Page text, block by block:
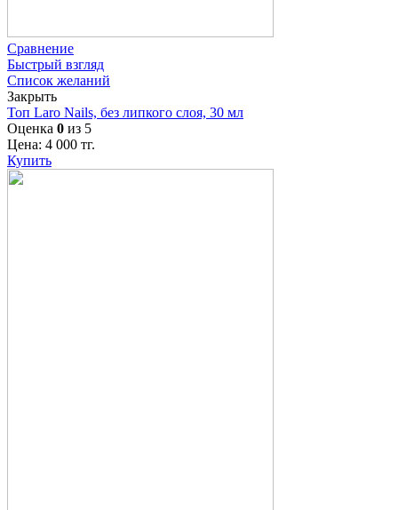
Сравнение
Быстрый взгляд
Список желаний
Закрыть
Топ Laro Nails, без липкого слоя, 30 мл
Оценка 0 из 5
Цена: 4 000 тг.
Купить